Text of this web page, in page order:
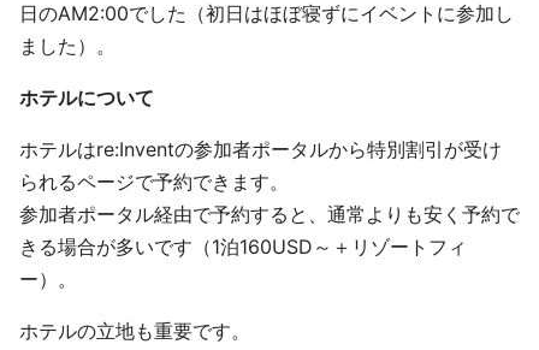
日のAM2:00でした（初日はほぼ寝ずにイベントに参加し
ました）。
ホテルについて
ホテルはre:Inventの参加者ポータルから特別割引が受け
られるページで予約できます。
参加者ポータル経由で予約すると、通常よりも安く予約で
きる場合が多いです（1泊160USD～＋リゾートフィ
ー）。
ホテルの立地も重要です。